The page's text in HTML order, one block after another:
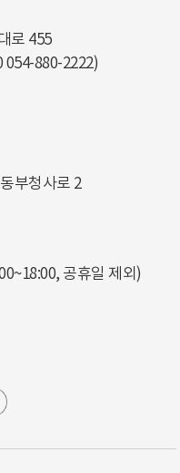
로 455
054-880-2222)
부청사로 2
공휴일 제외)